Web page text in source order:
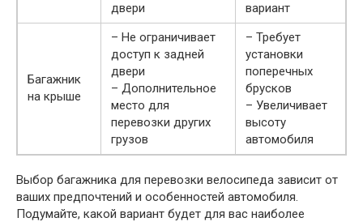
двери
вариант
Багажник
на крыше
– Не ограничивает
доступ к задней
двери
– Дополнительное
место для
перевозки других
грузов
– Требует
установки
поперечных
брусков
– Увеличивает
высоту
автомобиля
Выбор багажника для перевозки велосипеда зависит от
ваших предпочтений и особенностей автомобиля.
Подумайте, какой вариант будет для вас наиболее